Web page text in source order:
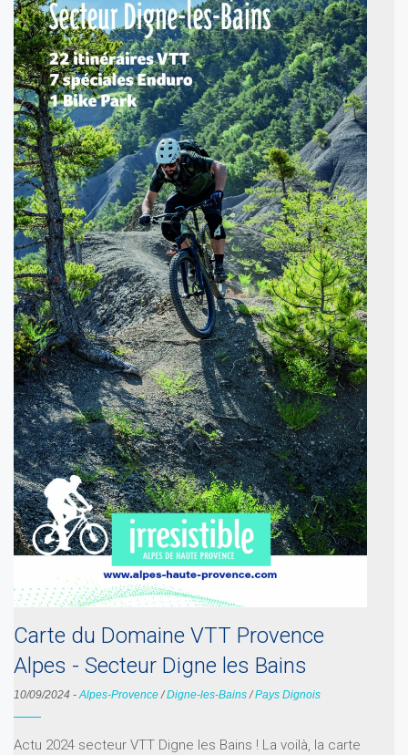
Carte du Domaine VTT Provence
Alpes - Secteur Digne les Bains
10/09/2024 -Alpes-Provence/Digne-les-Bains/Pays Dignois
Actu 2024 secteur VTT Digne les Bains ! La voilà, la carte